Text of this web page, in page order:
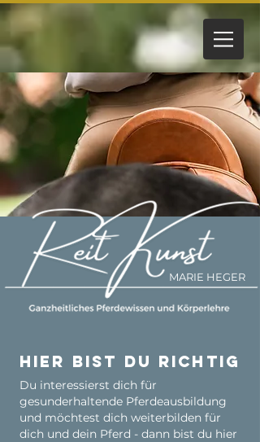
MARIE HEGER
Hier bist du richtig
Du interessierst dich für
gesunderhaltende Pferdeausbildung
und möchtest dich weiterbilden für
dich und dein Pferd - dann bist du hier